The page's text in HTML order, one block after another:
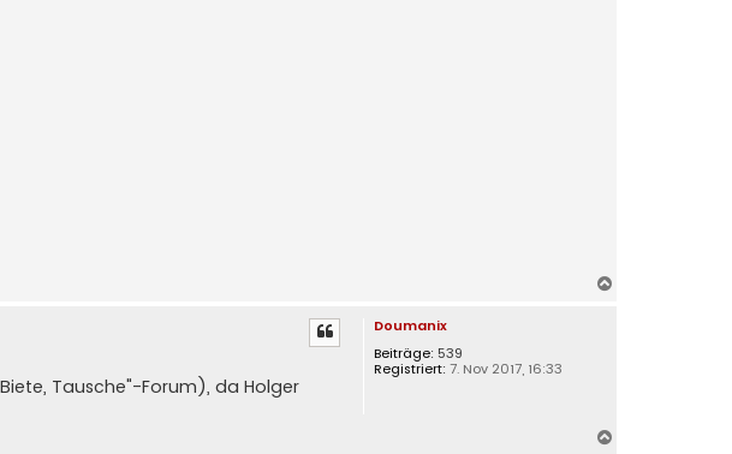
Doumanix
Beiträge: 539
Registriert: 7. Nov 2017, 16:33
Tausche"-Forum), da Holger